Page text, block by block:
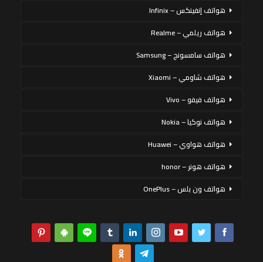
هواتف إنفينكس – Infinix
هواتف ريلمي – Realme
هواتف سامسونج – Samsung
هواتف شاومي – Xiaomi
هواتف فيفو – Vivo
هواتف نوكيا – Nokia
هواتف هواوي – Huawei
هواتف هونر – honor
هواتف ون بلس – OnePlus